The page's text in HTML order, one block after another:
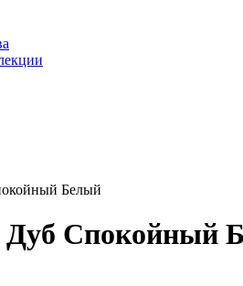
Белый
Дуб Спокойный